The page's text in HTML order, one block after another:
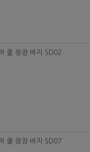
쿨 정장 바지 SD02
쿨 정장 바지 SD07